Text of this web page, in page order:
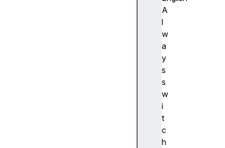
A
l
w
a
y
s
s
w
i
t
c
h